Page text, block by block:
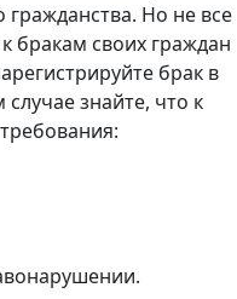
Но не все
бракам своих граждан
брак в
знайте, что к